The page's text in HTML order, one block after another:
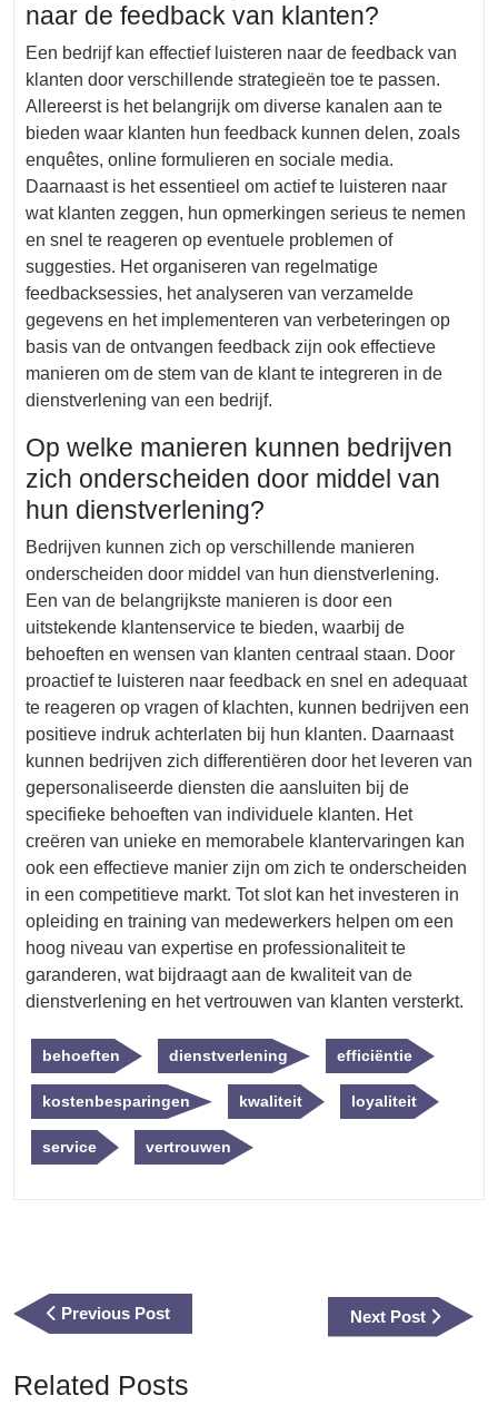
naar de feedback van klanten?
Een bedrijf kan effectief luisteren naar de feedback van
klanten door verschillende strategieën toe te passen.
Allereerst is het belangrijk om diverse kanalen aan te
bieden waar klanten hun feedback kunnen delen, zoals
enquêtes, online formulieren en sociale media.
Daarnaast is het essentieel om actief te luisteren naar
wat klanten zeggen, hun opmerkingen serieus te nemen
en snel te reageren op eventuele problemen of
suggesties. Het organiseren van regelmatige
feedbacksessies, het analyseren van verzamelde
gegevens en het implementeren van verbeteringen op
basis van de ontvangen feedback zijn ook effectieve
manieren om de stem van de klant te integreren in de
dienstverlening van een bedrijf.
Op welke manieren kunnen bedrijven
zich onderscheiden door middel van
hun dienstverlening?
Bedrijven kunnen zich op verschillende manieren
onderscheiden door middel van hun dienstverlening.
Een van de belangrijkste manieren is door een
uitstekende klantenservice te bieden, waarbij de
behoeften en wensen van klanten centraal staan. Door
proactief te luisteren naar feedback en snel en adequaat
te reageren op vragen of klachten, kunnen bedrijven een
positieve indruk achterlaten bij hun klanten. Daarnaast
kunnen bedrijven zich differentiëren door het leveren van
gepersonaliseerde diensten die aansluiten bij de
specifieke behoeften van individuele klanten. Het
creëren van unieke en memorabele klantervaringen kan
ook een effectieve manier zijn om zich te onderscheiden
in een competitieve markt. Tot slot kan het investeren in
opleiding en training van medewerkers helpen om een
hoog niveau van expertise en professionaliteit te
garanderen, wat bijdraagt aan de kwaliteit van de
dienstverlening en het vertrouwen van klanten versterkt.
behoeften dienstverlening efficiëntie
kostenbesparingen kwaliteit loyaliteit
service vertrouwen
Previous PostPrevious
Post
Next Post
Next
Post
Related Posts